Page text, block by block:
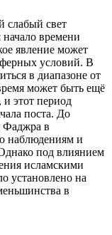
слабый свет
начало времени
явление может
условий. В
в диапазоне от
может быть ещё
этот период
поста. До
Фаджра в
наблюдениям и
под влиянием
исламскими
установлено на
в